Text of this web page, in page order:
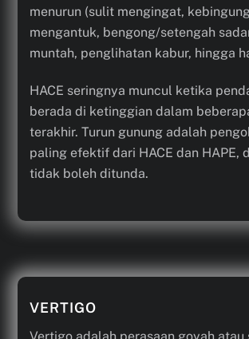
menurun (sulit mengingat,
mengantuk, bengong/setengah
muntah, penglihatan kabur, hingga
HACE seringnya muncul ketika
berada di ketinggian dalam
terakhir. Turun gunung adalah
paling efektif dari HACE dan HAPE,
tidak boleh ditunda.
VERTIGO
Vertigo adalah perasaan goyah atau